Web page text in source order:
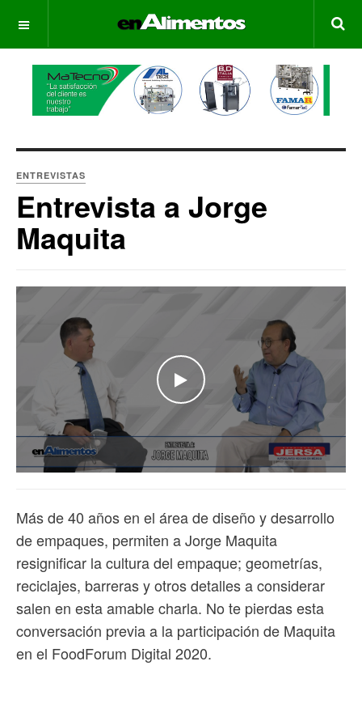
OFF CANVAS
ENTREVISTAS
Entrevista a Jorge
Maquita
WATCH THE VIDEO
Más de 40 años en el área de diseño y desarrollo
de empaques, permiten a Jorge Maquita
resignificar la cultura del empaque; geometrías,
reciclajes, barreras y otros detalles a considerar
salen en esta amable charla. No te pierdas esta
conversación previa a la participación de Maquita
en el FoodForum Digital 2020.